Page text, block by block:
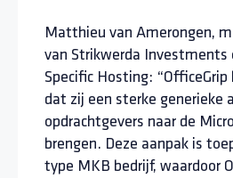
Matthieu van Amerongen,
van Strikwerda Investments
Specific Hosting:
dat zij een sterke generieke
opdrachtgevers naar de
brengen. Deze aanpak is
type MKB bedrijf, waardoor